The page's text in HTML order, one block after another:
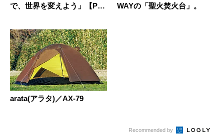
で、世界を変えよう」【P
WAYの「聖火焚火台」。
arata(アラタ)／AX-79
Recommended by